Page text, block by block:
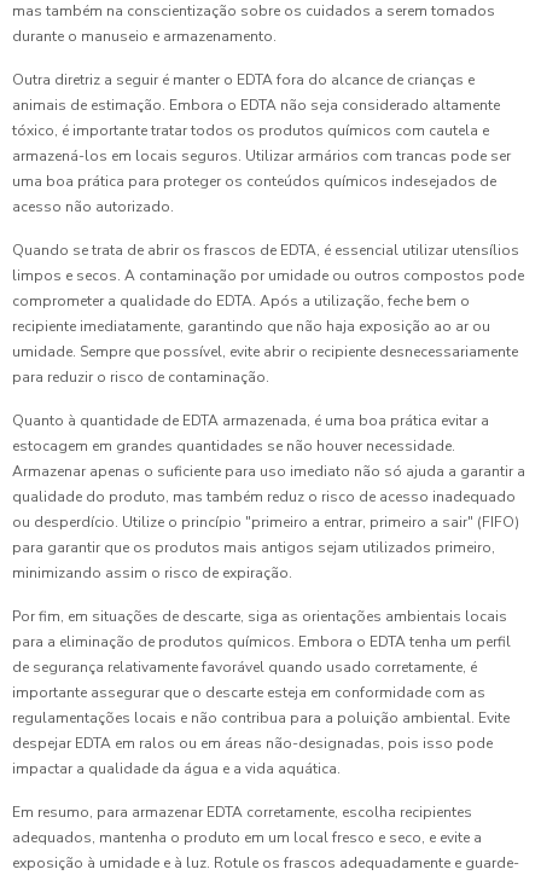
mas também na conscientização sobre os cuidados a serem tomados
durante o manuseio e armazenamento.
Outra diretriz a seguir é manter o EDTA fora do alcance de crianças e
animais de estimação. Embora o EDTA não seja considerado altamente
tóxico, é importante tratar todos os produtos químicos com cautela e
armazená-los em locais seguros. Utilizar armários com trancas pode ser
uma boa prática para proteger os conteúdos químicos indesejados de
acesso não autorizado.
Quando se trata de abrir os frascos de EDTA, é essencial utilizar utensílios
limpos e secos. A contaminação por umidade ou outros compostos pode
comprometer a qualidade do EDTA. Após a utilização, feche bem o
recipiente imediatamente, garantindo que não haja exposição ao ar ou
umidade. Sempre que possível, evite abrir o recipiente desnecessariamente
para reduzir o risco de contaminação.
Quanto à quantidade de EDTA armazenada, é uma boa prática evitar a
estocagem em grandes quantidades se não houver necessidade.
Armazenar apenas o suficiente para uso imediato não só ajuda a garantir a
qualidade do produto, mas também reduz o risco de acesso inadequado
ou desperdício. Utilize o princípio "primeiro a entrar, primeiro a sair" (FIFO)
para garantir que os produtos mais antigos sejam utilizados primeiro,
minimizando assim o risco de expiração.
Por fim, em situações de descarte, siga as orientações ambientais locais
para a eliminação de produtos químicos. Embora o EDTA tenha um perfil
de segurança relativamente favorável quando usado corretamente, é
importante assegurar que o descarte esteja em conformidade com as
regulamentações locais e não contribua para a poluição ambiental. Evite
despejar EDTA em ralos ou em áreas não-designadas, pois isso pode
impactar a qualidade da água e a vida aquática.
Em resumo, para armazenar EDTA corretamente, escolha recipientes
adequados, mantenha o produto em um local fresco e seco, e evite a
exposição à umidade e à luz. Rotule os frascos adequadamente e guarde-